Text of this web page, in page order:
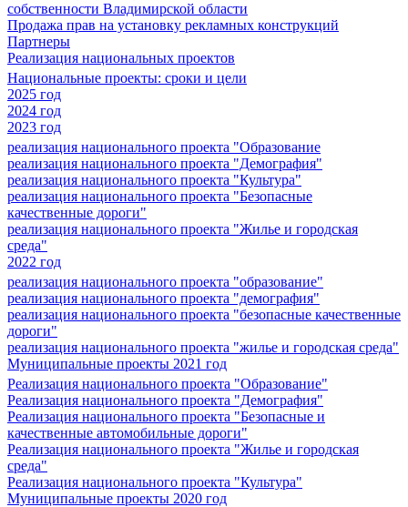
собственности Владимирской области
Продажа прав на установку рекламных конструкций
Партнеры
Реализация национальных проектов
Национальные проекты: сроки и цели
2025 год
2024 год
2023 год
реализация национального проекта "Образование
реализация национального проекта "Демография"
реализация национального проекта "Культура"
реализация национального проекта "Безопасные
качественные дороги"
реализация национального проекта "Жилье и городская
среда"
2022 год
реализация национального проекта "образование"
реализация национального проекта "демография"
реализация национального проекта "безопасные качественные
дороги"
реализация национального проекта "жилье и городская среда"
Муниципальные проекты 2021 год
Реализация национального проекта "Образование"
Реализация национального проекта "Демография"
Реализация национального проекта "Безопасные и
качественные автомобильные дороги"
Реализация национального проекта "Жилье и городская
среда"
Реализация национального проекта "Культура"
Муниципальные проекты 2020 год